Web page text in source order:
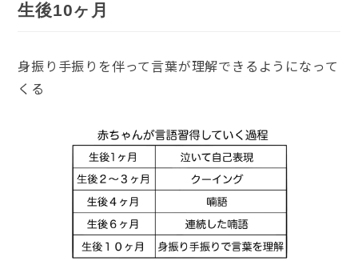
生後10ヶ月
身振り手振りを伴って言葉が理解できるようになって
くる